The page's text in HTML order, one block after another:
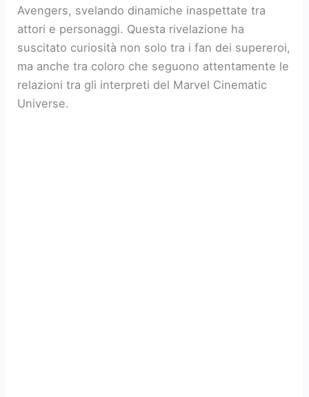
Avengers, svelando dinamiche inaspettate tra
attori e personaggi. Questa rivelazione ha
suscitato curiosità non solo tra i fan dei supereroi,
ma anche tra coloro che seguono attentamente le
relazioni tra gli interpreti del Marvel Cinematic
Universe.